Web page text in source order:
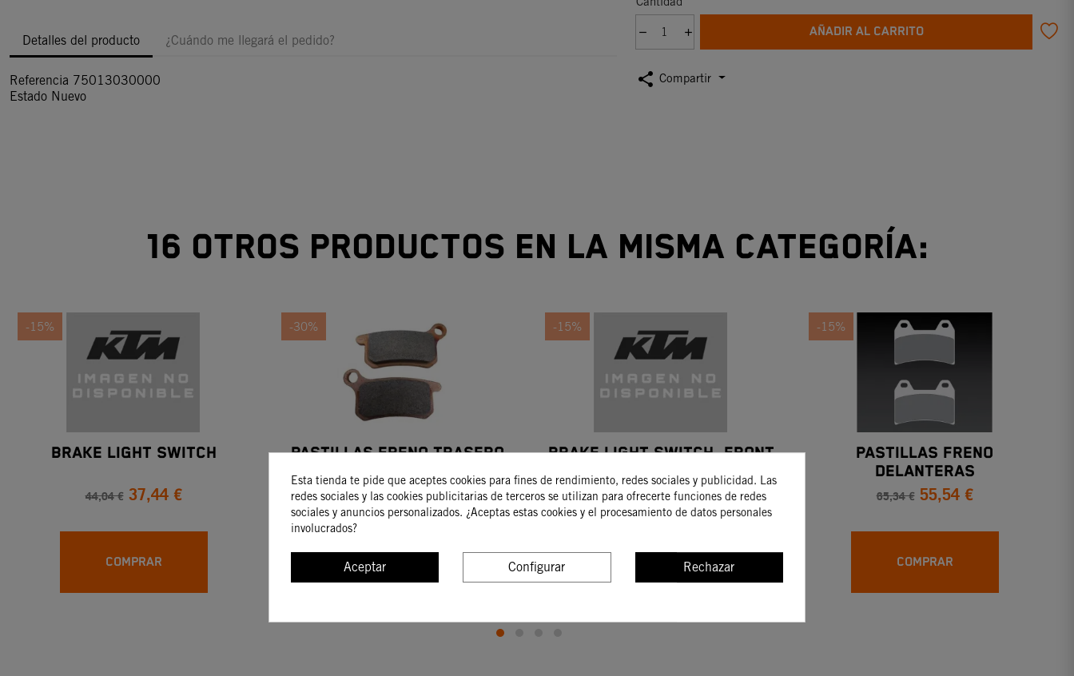
Detalles del producto ¿Cuándo me llegará el pedido?
Referencia 75013030000
Estado Nuevo
AÑADIR AL CARRITO
share Compartir
16 otros productos en la misma categoría:
-15%
BRAKE LIGHT SWITCH
44,04 € 37,44 €
COMPRAR
-30%
PASTILLAS FRENO TRASERO
SINTER 85SX 08
36,60 € 25,62 €
COMPRAR
-15%
BRAKE LIGHT SWITCH, FRONT
28,92 € 24,58 €
COMPRAR
-15%
PASTILLAS FRENO
DELANTERAS
65,34 € 55,54 €
COMPRAR
Esta tienda te pide que aceptes cookies para fines de rendimiento, redes sociales y publicidad. Las
redes sociales y las cookies publicitarias de terceros se utilizan para ofrecerte funciones de redes
sociales y anuncios personalizados. ¿Aceptas estas cookies y el procesamiento de datos personales
involucrados?
Aceptar Configurar Rechazar